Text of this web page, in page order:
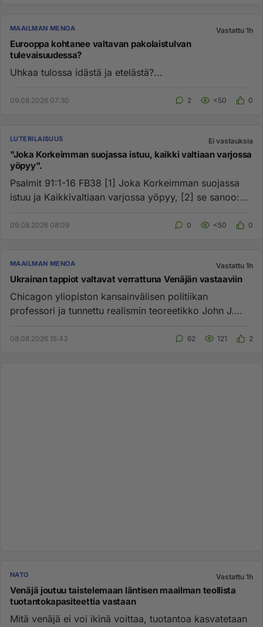
MAAILMAN MENOA Vastattu 1h
Eurooppa kohtanee valtavan pakolaistulvan
tulevaisuudessa?
Uhkaa tulossa idästä ja etelästä?...
09.08.2026 07:30 2 <50 0
LUTERILAISUUS Ei vastauksia
"Joka Korkeimman suojassa istuu, kaikki valtiaan varjossa
yöpyy".
Psalmit 91:1-16 FB38 [1] Joka Korkeimman suojassa
istuu ja Kaikkivaltiaan varjossa yöpyy, [2] se sanoo:
09.08.2026 08:09 0 <50 0
MAAILMAN MENOA Vastattu 1h
Ukrainan tappiot valtavat verrattuna Venäjän vastaaviin
Chicagon yliopiston kansainvälisen politiikan
professori ja tunnettu realismin teoreetikko John J.
08.08.2026 15:43 62 121 2
NATO Vastattu 1h
Venäjä joutuu taistelemaan läntisen maailman teollista
tuotantokapasiteettia vastaan
Mitä venäjä ei voi ikinä voittaa, tuotantoa kasvatetaan